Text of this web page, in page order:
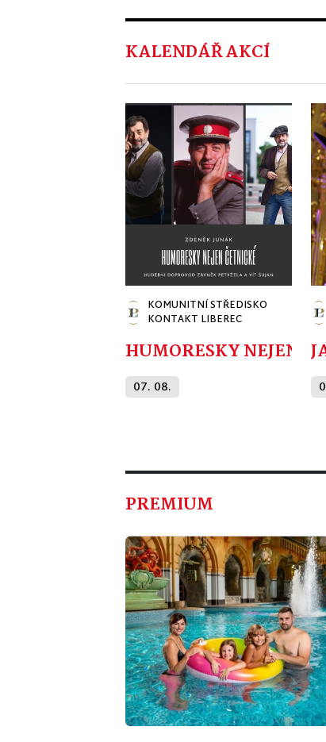
KALENDÁŘ AKCÍ
KOMUNITNÍ STŘEDISKO
KONTAKT LIBEREC
HUMORESKY NEJEN
07. 08.
PREMIUM